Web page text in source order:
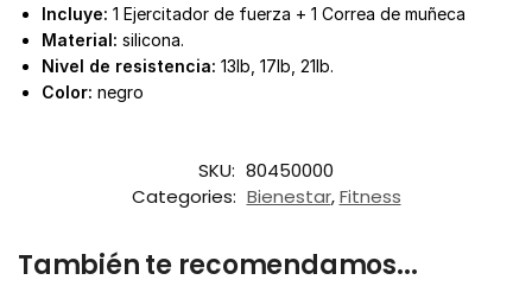
Incluye: 1 Ejercitador de fuerza + 1 Correa de muñeca
Material: silicona.
Nivel de resistencia: 13lb, 17lb, 21lb.
Color: negro
SKU: 80450000
Categories: Bienestar,Fitness
También te recomendamos...